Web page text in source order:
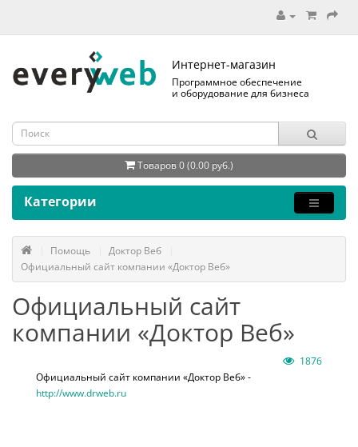
Интернет-магазин
Программное обеспечение
и оборудование для бизнеса
Товаров 0 (0.00 руб.)
Категории
Помощь
Доктор Веб
Официальный сайт компании «Доктор Веб»
Официальный сайт
компании «Доктор Веб»
1876
Официальный сайт компании «Доктор Веб» -
http://www.drweb.ru